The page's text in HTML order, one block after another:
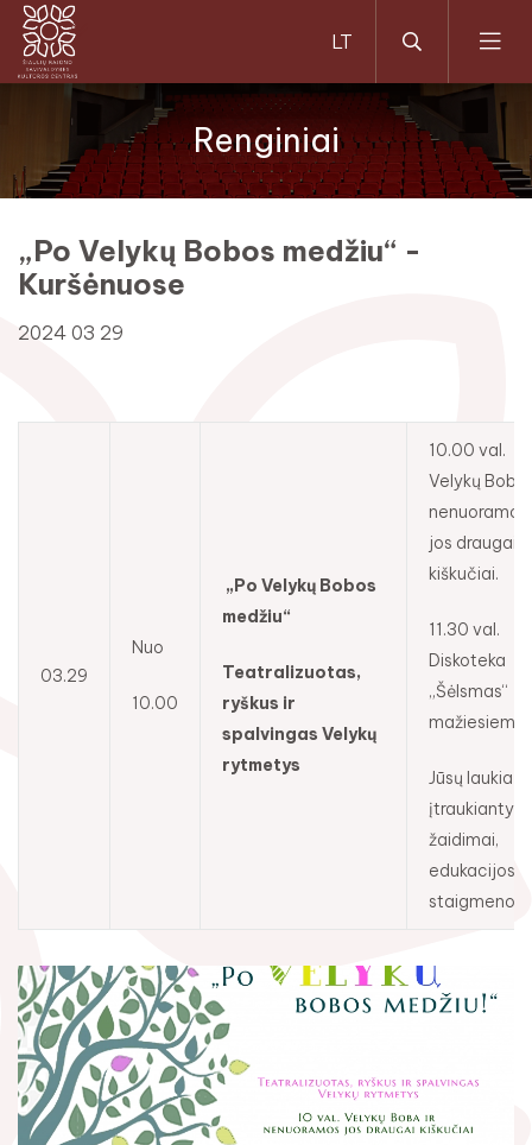
Rugpjūtis
Tr Ke Pe
8 9
15 16
24 25 27 28 29 30
31
Renginiai
„Po Velykų Bobos medžiu“ -
Kuršėnuose
2024 03 29
03.29
Nuo
10.00
„Po Velykų Bobos
medžiu“
Teatralizuotas,
ryškus ir
spalvingas Velykų
rytmetys
10.00 val.
Velykų Boba
nenuoramos
jos draugai
kiškučiai.
11.30 val.
Diskoteka
„Šėlsmas“
mažiesiems.
Jūsų laukia
įtraukiantys
žaidimai,
edukacijos ir
staigmenos.